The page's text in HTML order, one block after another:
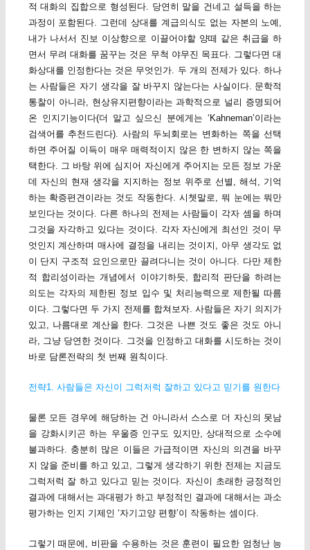
적 대화의 집합으로 형성된다. 당연히 말을 건네고 설득을 하는
과정이 포함된다. 그런데 상대를 계급의식도 없는 자본의 노예,
내가 나서서 진보 이상향으로 이끌어야할 양떼 같은 취급을 하
면서 무려 대화를 꿈꾸는 것은 무척 야무진 목표다. 그렇다면 대
화상대를 인정한다는 것은 무엇인가. 두 개의 전제가 있다. 하나
는 사람들은 자기 생각을 잘 바꾸지 않는다는 사실이다. 문학적
통찰이 아니라, 현상유지편향이라는 과학적으로 널리 증명되어
온 인지기능이다(더 알고 싶으신 분에게는 ‘Kahneman’이라는
검색어를 추천드린다). 사람의 두뇌회로는 변화하는 쪽을 선택
하면 주어질 이득이 매우 매력적이지 않은 한 변하지 않는 쪽을
택한다. 그 바탕 위에 심지어 자신에게 주어지는 모든 정보 가운
데 자신의 현재 생각을 지지하는 정보 위주로 선별, 해석, 기억
하는 확증편견이라는 것도 작동한다. 시쳇말로, 뭐 눈에는 뭐만
보인다는 것이다. 다른 하나의 전제는 사람들이 각자 셈을 하며
그것을 자각하고 있다는 것이다. 각자 자신에게 최선인 것이 무
엇인지 계산하며 매사에 결정을 내리는 것이지, 아무 생각도 없
이 단지 구조적 요인으로만 끌려다니는 것이 아니다. 다만 제한
적 합리성이라는 개념에서 이야기하듯, 합리적 판단을 하려는
의도는 각자의 제한된 정보 입수 및 처리능력으로 제한될 따름
이다. 그렇다면 두 가지 전제를 합쳐보자. 사람들은 자기 의지가
있고, 나름대로 계산을 한다. 그것은 나쁜 것도 좋은 것도 아니
라, 그냥 당연한 것이다. 그것을 인정하고 대화를 시도하는 것이
바로 담론전략의 첫 번째 원칙이다.
전략1. 사람들은 자신이 그럭저럭 잘하고 있다고 믿기를 원한다
물론 모든 경우에 해당하는 건 아니라서 스스로 더 자신의 못남
을 강화시키곤 하는 우울증 인구도 있지만, 상대적으로 소수에
불과하다. 충분히 많은 이들은 가급적이면 자신의 의견을 바꾸
지 않을 준비를 하고 있고, 그렇게 생각하기 위한 전제는 지금도
그럭저럭 잘 하고 있다고 믿는 것이다. 자신이 초래한 긍정적인
결과에 대해서는 과대평가 하고 부정적인 결과에 대해서는 과소
평가하는 인지 기제인 ‘자기고양 편향’이 작동하는 셈이다.
그렇기 때문에, 비판을 수용하는 것은 훈련이 필요한 엄청난 능